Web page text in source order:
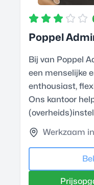
Poppel
Bij van Poppel
een menselijke
enthousiast,
Ons kantoor
Werkzaam